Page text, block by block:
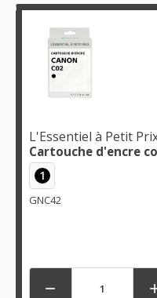
L'Essentiel à Petit
Cartouche d'encre
1
GNC42
